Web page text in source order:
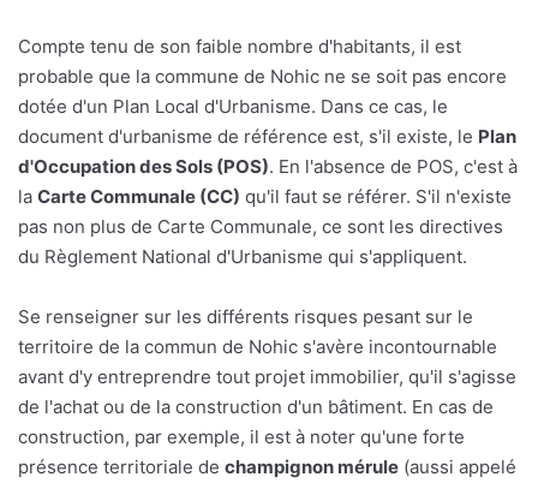
Compte tenu de son faible nombre d'habitants, il est
probable que la commune de Nohic ne se soit pas encore
dotée d'un Plan Local d'Urbanisme. Dans ce cas, le
document d'urbanisme de référence est, s'il existe, le Plan
d'Occupation des Sols (POS). En l'absence de POS, c'est à
la Carte Communale (CC) qu'il faut se référer. S'il n'existe
pas non plus de Carte Communale, ce sont les directives
du Règlement National d'Urbanisme qui s'appliquent.
Se renseigner sur les différents risques pesant sur le
territoire de la commun de Nohic s'avère incontournable
avant d'y entreprendre tout projet immobilier, qu'il s'agisse
de l'achat ou de la construction d'un bâtiment. En cas de
construction, par exemple, il est à noter qu'une forte
présence territoriale de champignon mérule (aussi appelé